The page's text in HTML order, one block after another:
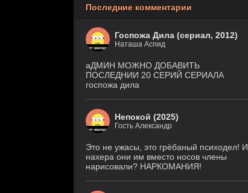
Последние комментарии
Госпожа Дила (сериал, 2012)
Наташа Аспид
аДМИН МОЖНО ДОБАВИТЬ
ПОСЛЕДНИИ 20 СЕРИЙ СЕРИАЛА
госпожа дила
Непокой (2025)
Гость Александр
Это не ужасы, это грёбаный психодел! И
нахера они им вместо носов члены
нарисовали? НАРКОМАНИЯ!